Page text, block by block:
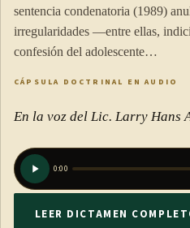
sentencia condenatoria (1989)
irregularidades —entre ellas,
confesión del adolescente…
CÁPSULA DOCTRINAL EN AUDIO
En la voz del Lic. Larry Hans
0:00
LEER DICTAMEN